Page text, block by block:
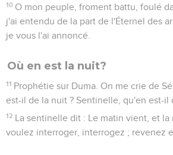
10 O mon peuple, froment battu, foulé
j'ai entendu de la part de l'Éternel des
je vous l'ai annoncé.
Où en est la nuit?
11 Prophétie sur Duma. On me crie de
est-il de la nuit ? Sentinelle, qu'en est-il
12 La sentinelle dit : Le matin vient, et la
voulez interroger, interrogez ; revenez